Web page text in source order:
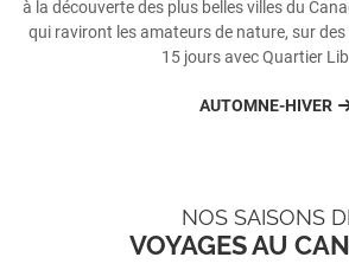
à la découverte des plus belles villes du
qui raviront les amateurs de nature, sur
15 jours avec Quartier
AUTOMNE-HIVER
NOS SAISONS
VOYAGES AU